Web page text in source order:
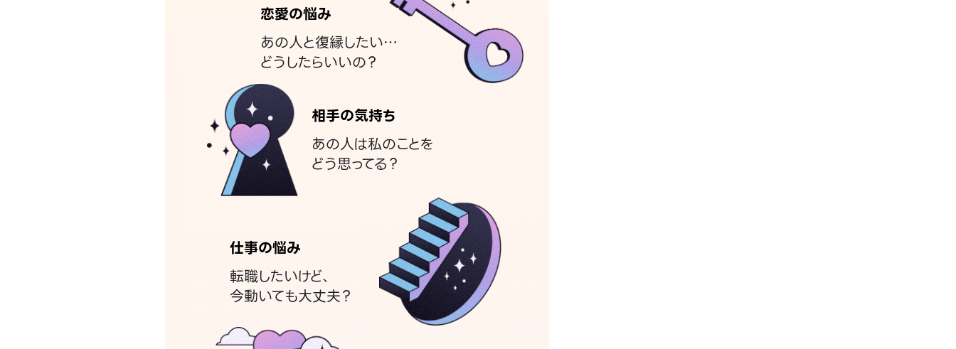
恋愛の悩み
あの人と復縁したい…
どうしたらいいの？
相手の気持ち
あの人は私のことを
どう思ってる？
仕事の悩み
転職したいけど、
今動いても大丈夫？